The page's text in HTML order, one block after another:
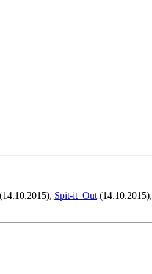
(14.10.2015), Spit-it_Out (14.10.2015),